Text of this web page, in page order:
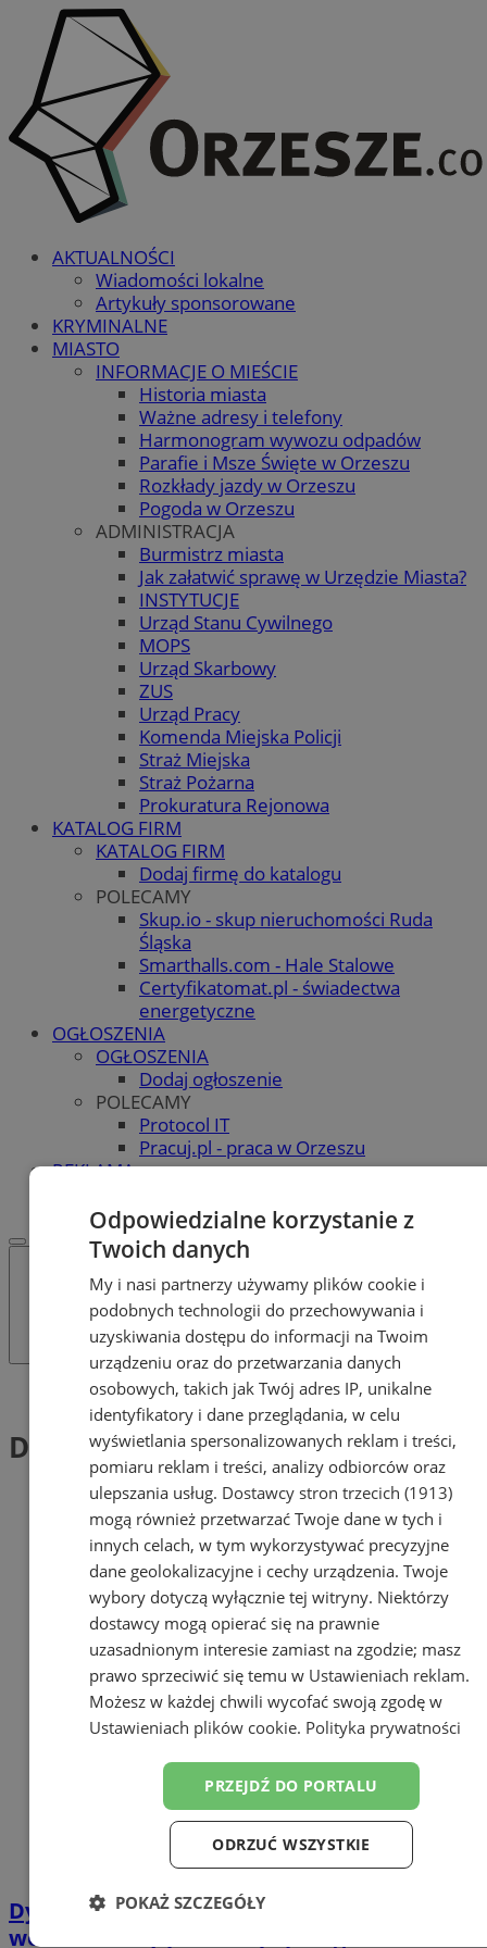
AKTUALNOŚCI
Wiadomości lokalne
Artykuły sponsorowane
KRYMINALNE
MIASTO
INFORMACJE O MIEŚCIE
Historia miasta
Ważne adresy i telefony
Harmonogram wywozu odpadów
Parafie i Msze Święte w Orzeszu
Rozkłady jazdy w Orzeszu
Pogoda w Orzeszu
ADMINISTRACJA
Burmistrz miasta
Jak załatwić sprawę w Urzędzie Miasta?
INSTYTUCJE
Urząd Stanu Cywilnego
MOPS
Urząd Skarbowy
ZUS
Urząd Pracy
Komenda Miejska Policji
Straż Miejska
Straż Pożarna
Prokuratura Rejonowa
KATALOG FIRM
KATALOG FIRM
Dodaj firmę do katalogu
POLECAMY
Skup.io - skup nieruchomości Ruda
Śląska
Smarthalls.com - Hale Stalowe
Certyfikatomat.pl - świadectwa
energetyczne
OGŁOSZENIA
OGŁOSZENIA
Dodaj ogłoszenie
POLECAMY
Protocol IT
Pracuj.pl - praca w Orzeszu
REKLAMA
Tag: Dystrybutorzy wody
Dystrybutorzy wody (1)
Dystrybutorzy wody: Wybierz
wodadlafirmy.pl dla najlepszego
Odpowiedzialne korzystanie z
Twoich danych
My i nasi partnerzy używamy plików cookie i
podobnych technologii do przechowywania i
uzyskiwania dostępu do informacji na Twoim
urządzeniu oraz do przetwarzania danych
osobowych, takich jak Twój adres IP, unikalne
identyfikatory i dane przeglądania, w celu
wyświetlania spersonalizowanych reklam i treści,
pomiaru reklam i treści, analizy odbiorców oraz
ulepszania usług. Dostawcy stron trzecich (1913)
mogą również przetwarzać Twoje dane w tych i
innych celach, w tym wykorzystywać precyzyjne
dane geolokalizacyjne i cechy urządzenia. Twoje
wybory dotyczą wyłącznie tej witryny. Niektórzy
dostawcy mogą opierać się na prawnie
uzasadnionym interesie zamiast na zgodzie; masz
prawo sprzeciwić się temu w Ustawieniach reklam.
Możesz w każdej chwili wycofać swoją zgodę w
Ustawieniach plików cookie. Polityka prywatności
PRZEJDŹ DO PORTALU
ODRZUĆ WSZYSTKIE
POKAŻ SZCZEGÓŁY